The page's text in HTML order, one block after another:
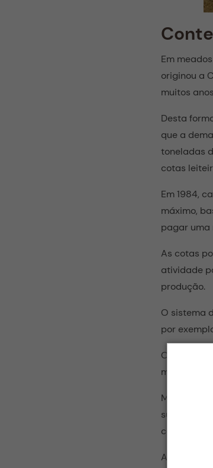
Em
originou a
muitos
Desta
que a
toneladas
cotas
Em 1984,
máximo,
pagar uma
As cotas
atividade
produção.
O sistema
por
O sistema
mundial
Muitos
surgiriam
Antes que